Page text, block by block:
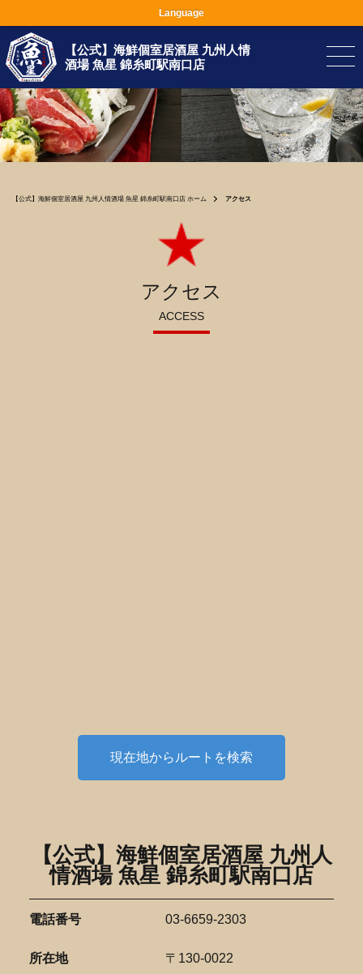
【公式】海鮮個室居酒屋 九州人情
酒場 魚星 錦糸町駅南口店
【公式】海鮮個室居酒屋 九州人情酒場 魚星 錦糸町駅南口店 ホーム アクセス
アクセス
ACCESS
現在地からルートを検索
【公式】海鮮個室居酒屋 九州人
情酒場 魚星 錦糸町駅南口店
電話番号 03-6659-2303
所在地
〒130-0022
Language